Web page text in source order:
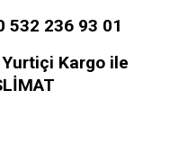
532 236 93 01
Kargo ile